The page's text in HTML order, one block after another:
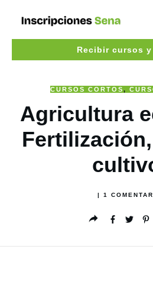
Recibir cursos y
CURSOS CORTOS,
Agricultura
1